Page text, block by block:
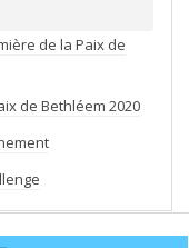
de la Paix de
de Bethléem 2020